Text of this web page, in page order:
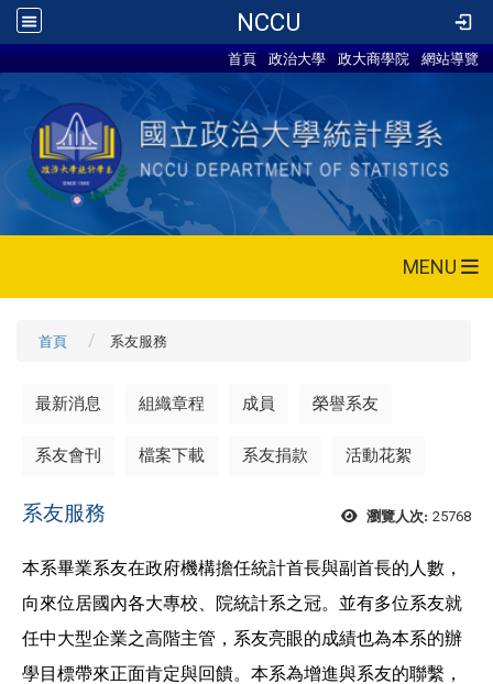
NCCU
首頁 政治大學 政大商學院 網站導覽
MENU
首頁 系友服務
最新消息 組織章程 成員 榮譽系友
系友會刊 檔案下載 系友捐款 活動花絮
瀏覽人次: 25768
系友服務
本系畢業系友在政府機構擔任統計首長與副首長的人數，
向來位居國內各大專校、院統計系之冠。並有多位系友就
任中大型企業之高階主管，系友亮眼的成績也為本系的辦
學目標帶來正面肯定與回饋。本系為增進與系友的聯繫，